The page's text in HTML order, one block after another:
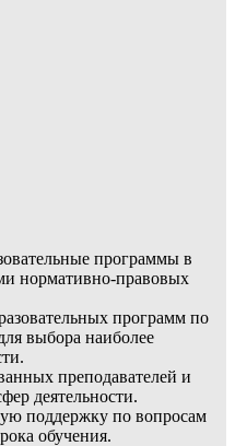
программы в
нормативно-правовых
программ по
выбора наиболее
преподавателей и
деятельности.
поддержку по вопросам
обучения.